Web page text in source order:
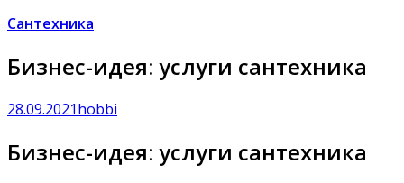
Сантехника
Бизнес-идея: услуги сантехника
28.09.2021hobbi
Бизнес-идея: услуги сантехника